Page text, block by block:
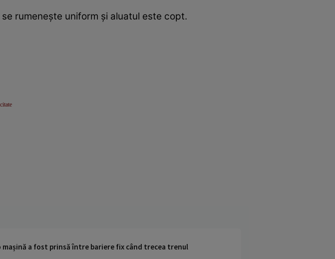
rumenește uniform și aluatul este copt.
a fost prinsă între bariere fix când trecea trenul